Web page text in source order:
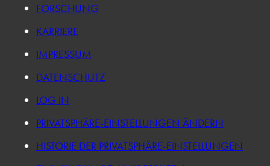
FORSCHUNG
KARRIERE
IMPRESSUM
DATENSCHUTZ
LOG IN
PRIVATSPHÄRE-EINSTELLUNGEN ÄNDERN
HISTORIE DER PRIVATSPHÄRE-EINSTELLUNGEN